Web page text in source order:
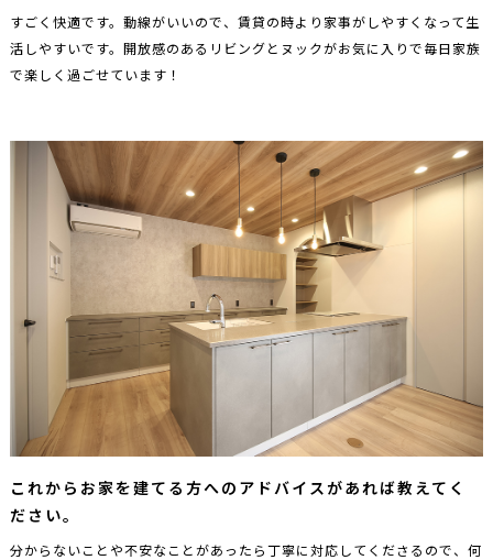
すごく快適です。動線がいいので、賃貸の時より家事がしやすくなって生
活しやすいです。開放感のあるリビングとヌックがお気に入りで毎日家族
で楽しく過ごせています！
これからお家を建てる方へのアドバイスがあれば教えてく
ださい。
分からないことや不安なことがあったら丁寧に対応してくださるので、何